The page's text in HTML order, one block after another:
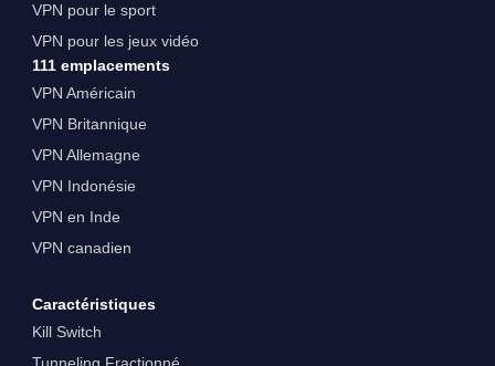
VPN pour le sport
VPN pour les jeux vidéo
111 emplacements
VPN Américain
VPN Britannique
VPN Allemagne
VPN Indonésie
VPN en Inde
VPN canadien
Caractéristiques
Kill Switch
Tunneling Fractionné